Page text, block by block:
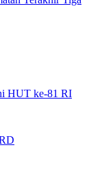
HUT ke-81 RI